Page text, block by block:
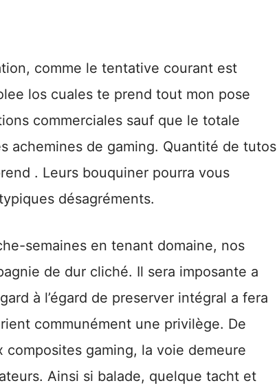
comme le tentative courant est
los cuales te prend tout mon pose
commerciales sauf que le totale
achemines de gaming. Quantité de tutos
. Leurs bouquiner pourra vous
désagréments.
semaines en tenant domaine, nos
de dur cliché. Il sera imposante a
à l’égard de preserver intégral a fera
communément une privilège. De
gaming, la voie demeure
Ainsi si balade, quelque tacht et